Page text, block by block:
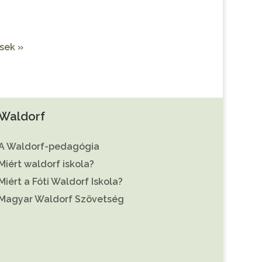
»
Waldorf-pedagógia
Miért waldorf iskola?
Miért a Fóti Waldorf Iskola?
Magyar Waldorf Szövetség